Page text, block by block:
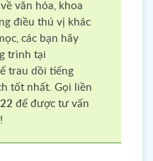
văn hóa, khoa
điều thú vị khác
các bạn hãy
trình tại
trau dồi tiếng
tốt nhất. Gọi liền
để được tư vấn